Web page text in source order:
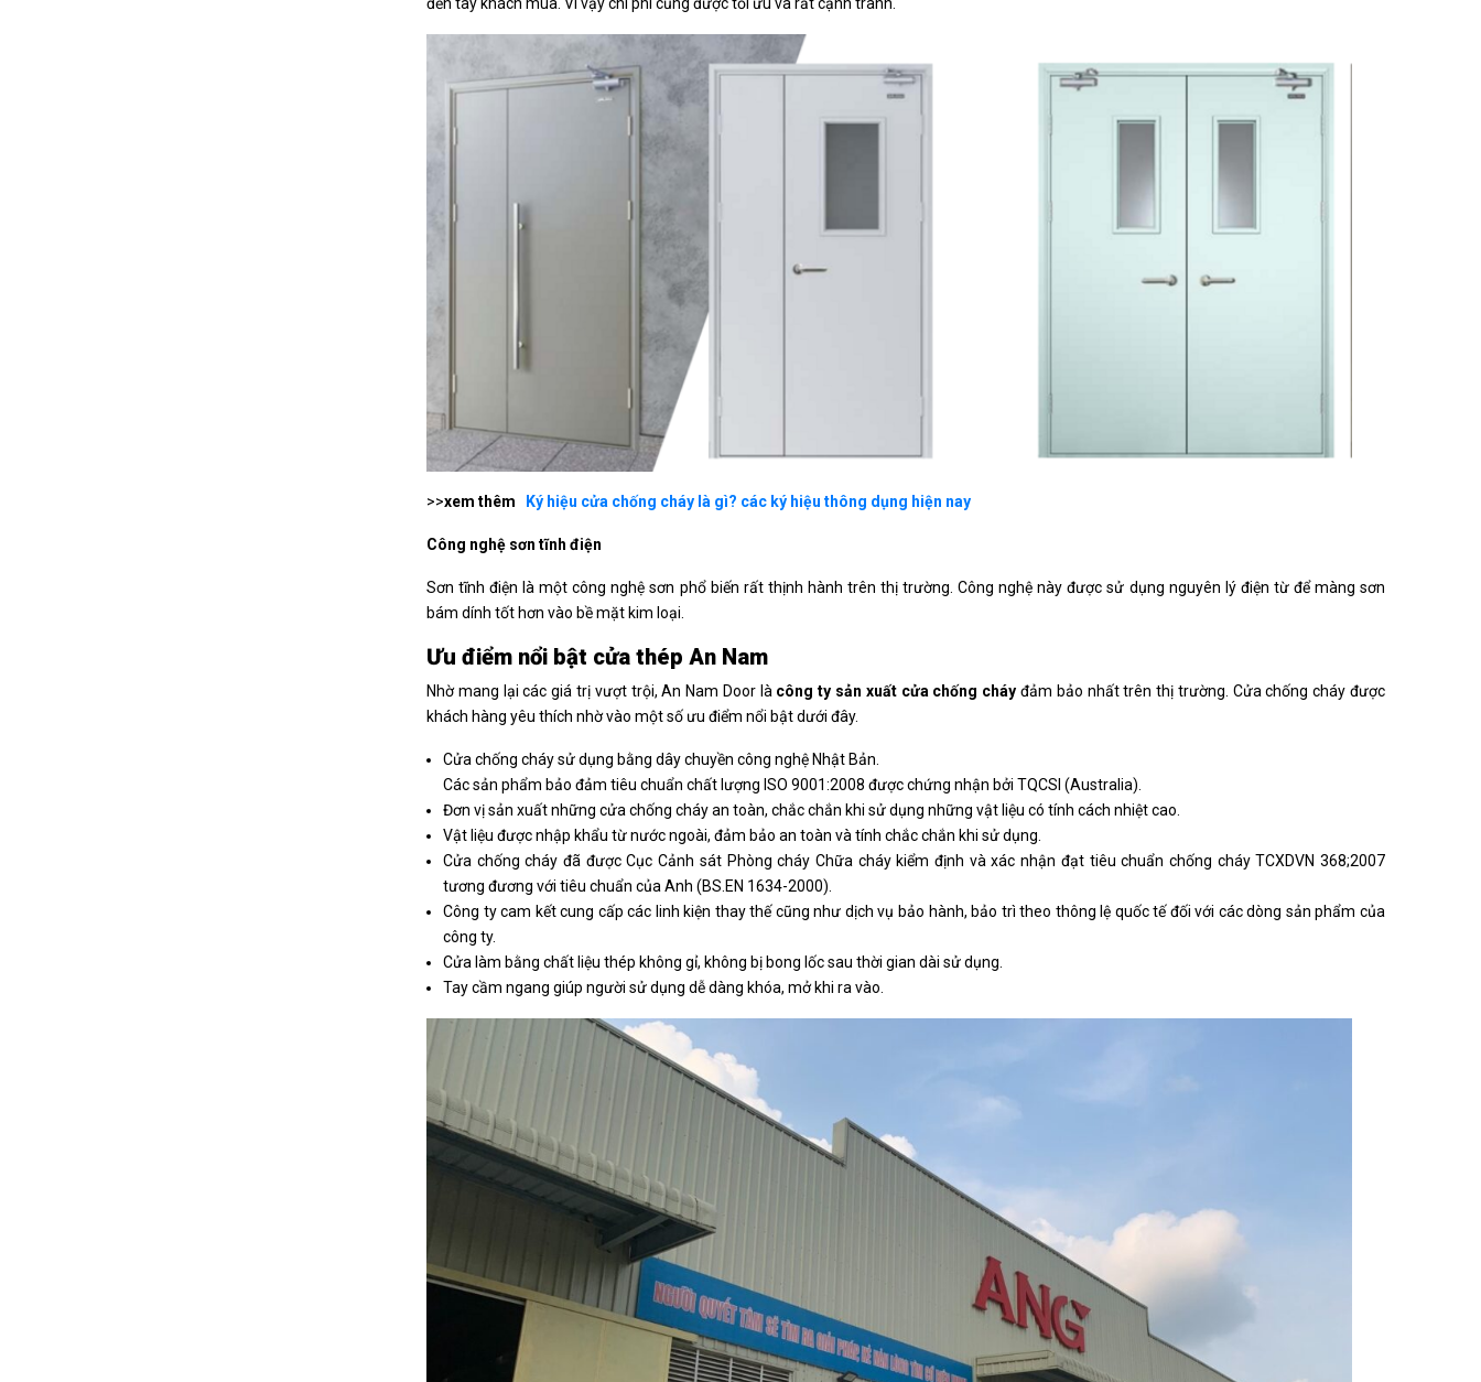
>>xem thêm Ký hiệu cửa chống cháy là gì? các ký hiệu thông dụng hiện nay
Công nghệ sơn tĩnh điện
Sơn tĩnh điện là một công nghệ sơn phổ biến rất thịnh hành trên thị trường. Công nghệ này được sử dụng nguyên lý điện từ để màng sơn
bám dính tốt hơn vào bề mặt kim loại.
Ưu điểm nổi bật cửa thép An Nam
Nhờ mang lại các giá trị vượt trội, An Nam Door là công ty sản xuất cửa chống cháy đảm bảo nhất trên thị trường. Cửa chống cháy được
khách hàng yêu thích nhờ vào một số ưu điểm nổi bật dưới đây.
Cửa chống cháy sử dụng bằng dây chuyền công nghệ Nhật Bản.
Các sản phẩm bảo đảm tiêu chuẩn chất lượng ISO 9001:2008 được chứng nhận bởi TQCSI (Australia).
Đơn vị sản xuất những cửa chống cháy an toàn, chắc chắn khi sử dụng những vật liệu có tính cách nhiệt cao.
Vật liệu được nhập khẩu từ nước ngoài, đảm bảo an toàn và tính chắc chắn khi sử dụng.
Cửa chống cháy đã được Cục Cảnh sát Phòng cháy Chữa cháy kiểm định và xác nhận đạt tiêu chuẩn chống cháy TCXDVN 368;2007
tương đương với tiêu chuẩn của Anh (BS.EN 1634-2000).
Công ty cam kết cung cấp các linh kiện thay thế cũng như dịch vụ bảo hành, bảo trì theo thông lệ quốc tế đối với các dòng sản phẩm của
công ty.
Cửa làm bằng chất liệu thép không gỉ, không bị bong lốc sau thời gian dài sử dụng.
Tay cầm ngang giúp người sử dụng dễ dàng khóa, mở khi ra vào.